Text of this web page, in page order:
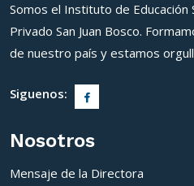
Somos el Instituto de Educación
Privado San Juan Bosco.
de nuestro país y estamos
Siguenos:
Nosotros
Mensaje de la Directora